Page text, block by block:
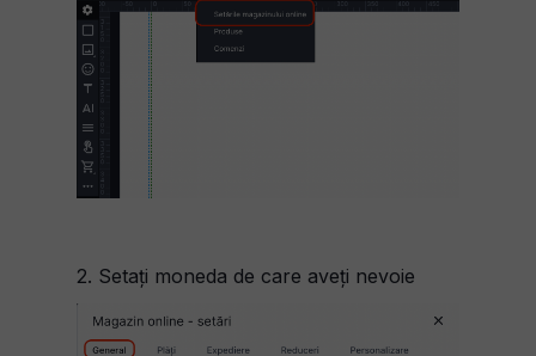
2. Setați moneda de care aveți nevoie